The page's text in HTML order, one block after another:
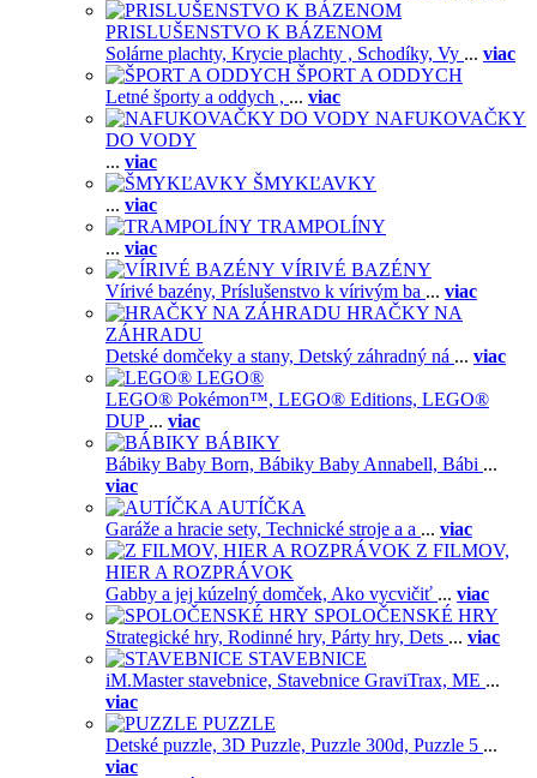
PRISLUŠENSTVO K BÁZENOM
Solárne plachty, Krycie plachty , Schodíky, Vy ... viac
ŠPORT A ODDYCH
Letné športy a oddych , ... viac
NAFUKOVAČKY
DO VODY
... viac
ŠMYKĽAVKY
... viac
TRAMPOLÍNY
... viac
VÍRIVÉ BAZÉNY
Vírivé bazény, Príslušenstvo k vírivým ba ... viac
HRAČKY NA
ZÁHRADU
Detské domčeky a stany, Detský záhradný ná ... viac
LEGO®
LEGO® Pokémon™, LEGO® Editions, LEGO®
DUP ... viac
BÁBIKY
Bábiky Baby Born, Bábiky Baby Annabell, Bábi ...
viac
AUTÍČKA
Garáže a hracie sety, Technické stroje a a ... viac
Z FILMOV,
HIER A ROZPRÁVOK
Gabby a jej kúzelný domček, Ako vycvičiť ... viac
SPOLOČENSKÉ HRY
Strategické hry, Rodinné hry, Párty hry, Dets ... viac
STAVEBNICE
iM.Master stavebnice, Stavebnice GraviTrax, ME ...
viac
PUZZLE
Detské puzzle, 3D Puzzle, Puzzle 300d, Puzzle 5 ...
viac